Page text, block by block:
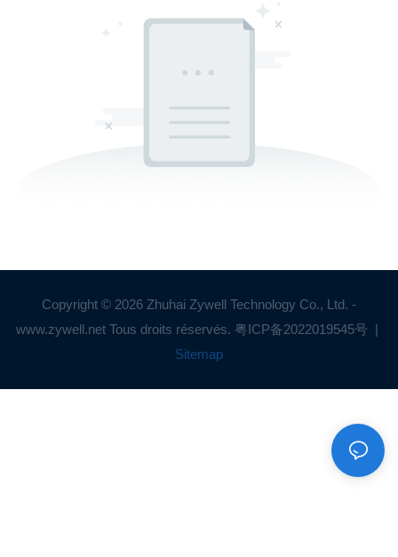
Copyright © 2026 Zhuhai Zywell Technology Co., Ltd. -
www.zywell.net Tous droits réservés. 粤ICP备2022019545号 |
Sitemap